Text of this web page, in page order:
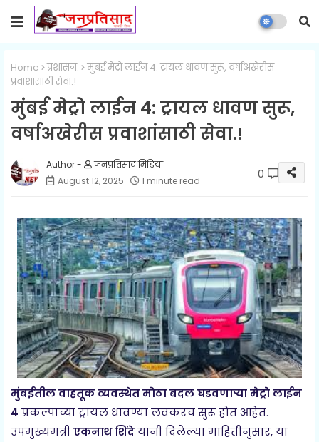
Home प्रशासन.
मुंबई मेट्रो लाईन 4: ट्रायल धावण सुरू, वर्षाअखेरीस
प्रवाशांसाठी सेवा.!
मुंबई मेट्रो लाईन 4: ट्रायल धावण सुरू,
वर्षाअखेरीस प्रवाशांसाठी सेवा.!
जनप्रतिसाद मिडिया
August 12, 2025
1 minute read 0
मुंबईतील वाहतूक व्यवस्थेत मोठा बदल घडवणाऱ्या मेट्रो लाईन
4 प्रकल्पाच्या ट्रायल धावण्या लवकरच सुरू होत आहेत.
उपमुख्यमंत्रीएकनाथ शिंदेयांनी दिलेल्या माहितीनुसार, या